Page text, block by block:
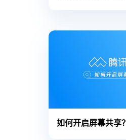
如何开启屏幕共享？